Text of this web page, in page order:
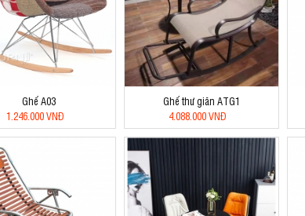
Ghế A03
1.246.000 VNĐ
Ghế thư giãn ATG1
4.088.000 VNĐ